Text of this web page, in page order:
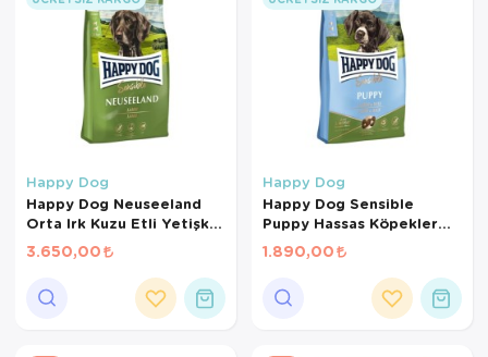
Happy Dog
Happy Dog Neuseeland
Orta Irk Kuzu Etli Yetişkin
Kuru Köpek Maması 12.5 +
2 Kg
3.650,00
Happy Dog
Happy Dog Sensible
Puppy Hassas Köpekler
İçin Kuzu Etli ve Pirinçli
Yavru Köpek Maması 4 Kg
1.890,00